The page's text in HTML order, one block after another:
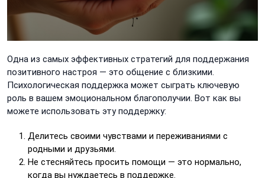
Одна из самых эффективных стратегий для поддержания
позитивного настроя — это общение с близкими.
Психологическая поддержка может сыграть ключевую
роль в вашем эмоциональном благополучии. Вот как вы
можете использовать эту поддержку:
Делитесь своими чувствами и переживаниями с
родными и друзьями.
Не стесняйтесь просить помощи — это нормально,
когда вы нуждаетесь в поддержке.